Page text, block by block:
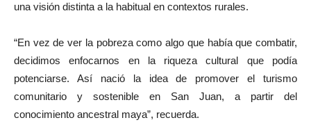
una visión distinta a la habitual en contextos rurales.
“En vez de ver la pobreza como algo que había que combatir,
decidimos enfocarnos en la riqueza cultural que podía
potenciarse. Así nació la idea de promover el turismo
comunitario y sostenible en San Juan, a partir del
conocimiento ancestral maya”, recuerda.